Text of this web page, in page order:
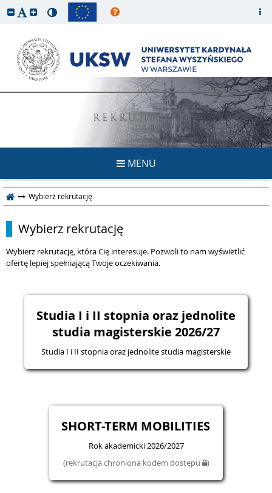
REKRUTACJA
MENU
Wybierz rekrutację
Wybierz rekrutację
Wybierz rekrutację, która Cię interesuje. Pozwoli to nam wyświetlić
ofertę lepiej spełniającą Twoje oczekiwania.
Studia I i II stopnia oraz jednolite
studia magisterskie 2026/27
Studia I i II stopnia oraz jednolite studia magisterskie
SHORT-TERM MOBILITIES
Rok akademicki 2026/2027
(rekrutacja chroniona kodem dostępu
)